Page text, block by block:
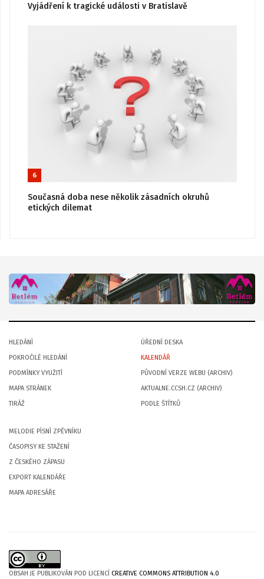
Vyjádření k tragické události v Bratislavě
6
Současná doba nese několik zásadních okruhů
etických dilemat
HLEDÁNÍ
POKROČILÉ HLEDÁNÍ
PODMÍNKY VYUŽITÍ
MAPA STRÁNEK
TIRÁŽ
ÚŘEDNÍ DESKA
KALENDÁŘ
PŮVODNÍ VERZE WEBU (ARCHIV)
AKTUALNE.CCSH.CZ (ARCHIV)
PODLE ŠTÍTKŮ
MELODIE PÍSNÍ ZPĚVNÍKU
ČASOPISY KE STAŽENÍ
Z ČESKÉHO ZÁPASU
EXPORT KALENDÁŘE
MAPA ADRESÁŘE
OBSAH JE PUBLIKOVÁN POD LICENCÍ CREATIVE COMMONS ATTRIBUTION 4.0